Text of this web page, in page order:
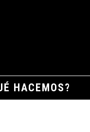
HACEMOS?